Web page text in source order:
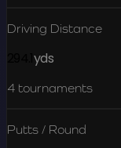
Driving Distance
yds
4 tournaments
Putts / Round